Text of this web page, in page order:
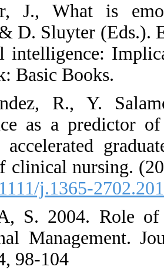
1. Mayer, J.,
Salovey, & D.
emotional
New York: Basic
2. Fernandez,
intelligence as a
first-year
Journal of clinical
[DOI:10.1111/
3. PATRA, S.
Educational
May 2004, 98-104